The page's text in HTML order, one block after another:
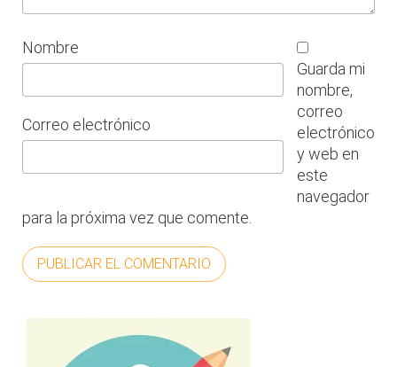
Nombre
Correo electrónico
Guarda mi
nombre,
correo
electrónico
y web en
este
navegador
para la próxima vez que comente.